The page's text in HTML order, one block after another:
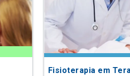
Fisioterapia em